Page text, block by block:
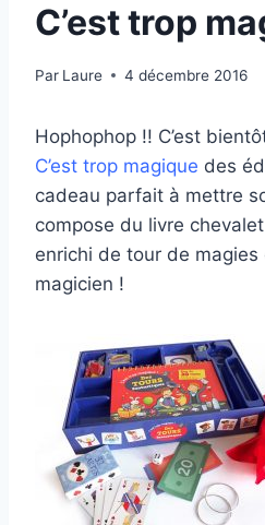
C’est trop
Par Laure 4 décembre 2016
Hophophop !! C’est
C’est trop magique des
cadeau parfait à mettre
compose du livre
enrichi de tour de
magicien !